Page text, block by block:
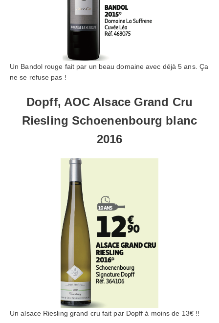
Un Bandol rouge fait par un beau domaine avec déjà 5 ans. Ça
ne se refuse pas !
Dopff, AOC Alsace Grand Cru
Riesling Schoenenbourg blanc
2016
Un alsace Riesling grand cru fait par Dopff à moins de 13€ !!